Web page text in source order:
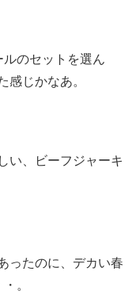
のセットを選ん
感じかなあ。
い、ビーフジャーキ
ったのに、デカい春
。